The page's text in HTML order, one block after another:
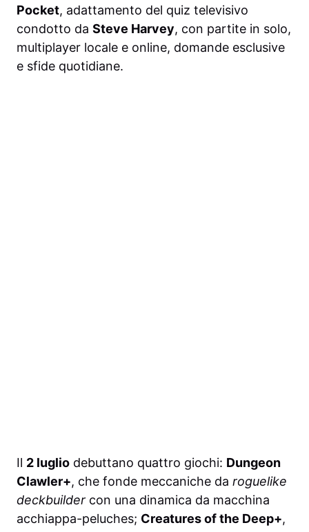
Pocket, adattamento del quiz televisivo
condotto da Steve Harvey, con partite in solo,
multiplayer locale e online, domande esclusive
e sfide quotidiane.
Il 2 luglio debuttano quattro giochi: Dungeon
Clawler+, che fonde meccaniche da roguelike
deckbuilder con una dinamica da macchina
acchiappa-peluches; Creatures of the Deep+,